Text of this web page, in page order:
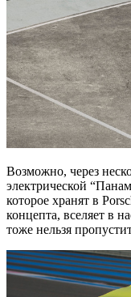
Возможно, через
электрической
которое хранят в
концепта, вселяет в
тоже нельзя